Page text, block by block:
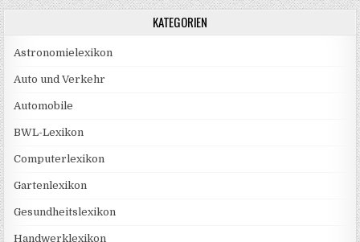
KATEGORIEN
Astronomielexikon
Auto und Verkehr
Automobile
BWL-Lexikon
Computerlexikon
Gartenlexikon
Gesundheitslexikon
Handwerklexikon